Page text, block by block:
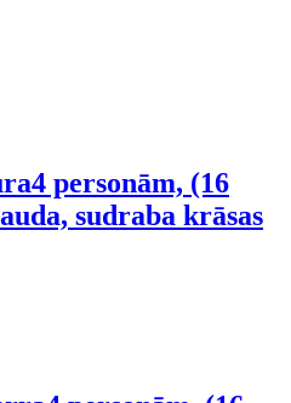
4 personām, (16
sudraba krāsas